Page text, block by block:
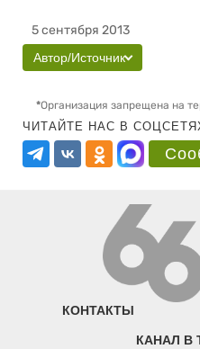
5 сентября 2013
Автор/Источник
*Организация запрещена на
ЧИТАЙТЕ НАС В
КОНТАКТЫ
КАНАЛ В